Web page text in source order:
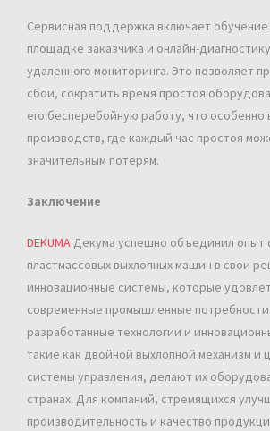
Сервисная поддержка включает обучение
площадке заказчика и онлайн-
удаленного мониторинга. Это позволяет
сбои, сократить время простоя
его бесперебойную работу, что особенно
производств, где каждый час простоя
значительным потерям.
Заключение
DEKUMA Декума успешно объединил опыт
пластмассовых выхлопных машин в свои
инновационные системы, которые
современные промышленные
разработанные технологии и
такие как двойной выхлопной механизм и
системы управления, делают их
странах. Для компаний, стремящихся
производительность и качество